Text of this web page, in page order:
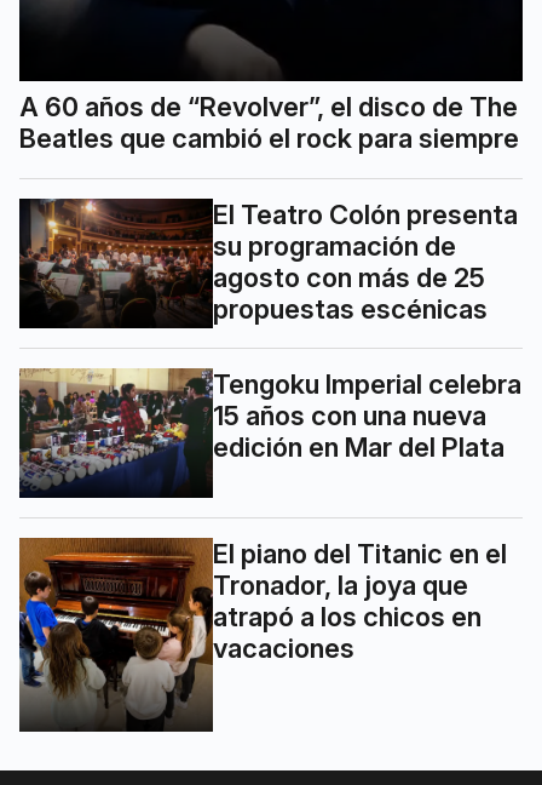
A 60 años de “Revolver”, el disco de The
Beatles que cambió el rock para siempre
El Teatro Colón presenta
su programación de
agosto con más de 25
propuestas escénicas
Tengoku Imperial celebra
15 años con una nueva
edición en Mar del Plata
El piano del Titanic en el
Tronador, la joya que
atrapó a los chicos en
vacaciones